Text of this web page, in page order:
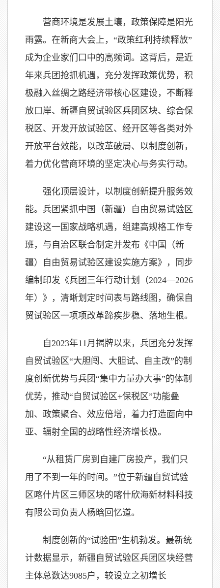
营商环境是发展土壤，政策保障是阳光
雨露。在新商大会上，“政策红利持续释放”
成为企业家们口中的高频词。这背后，是近
年来兵团抢抓机遇，充分发挥政策优势，积
极融入丝绸之路经济带核心区建设，不断释
放口岸、新疆自贸试验区兵团区块、综合保
税区、开发开放试验区、经开区等各类对外
开放平台效能，以改革破局、以制度创新，
着力优化营商环境的坚定决心与务实行动。
强化顶层设计，以制度创新提升服务效
能。兵团紧抓中国（新疆）自由贸易试验区
建设这一国家战略机遇，组建高规格工作专
班，与自治区联合制定并发布《中国（新
疆）自由贸易试验区建设实施方案》，同步
编制印发《兵团三年行动计划（2024—2026
年）》，清晰划定时间表与路线图，确保自
贸试验区一项项改革蹄疾步稳、落地生根。
自2023年11月揭牌以来，兵团充分发挥
自贸试验区“大胆闯、大胆试、自主改”的制
度创新优势与兵团“集中力量办大事”的体制
优势，推动“自贸试验区+保税区”功能叠
加、政策聚合、效应倍增，着力打造面向中
亚、辐射全国的战略性经济增长极。
“从租赁厂房到自建厂房投产，我们只
用了不到一年的时间。”位于新疆自贸试验
区喀什片区三师区块的喀什欣海新材料科技
有限公司负责人杨晗回忆道。
制度创新的“试验田”生机勃发。最新统
计数据显示，新疆自贸试验区兵团区块经营
主体总数达9085户，较设立之初增长